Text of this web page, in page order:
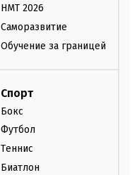
НМТ 2026
Саморазвитие
Обучение за границей
Спорт
Бокс
Футбол
Теннис
Биатлон